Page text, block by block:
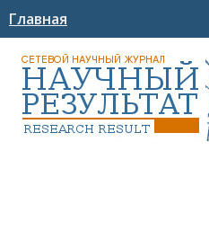
Главная